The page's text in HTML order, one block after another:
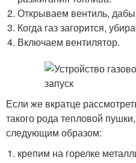
Открываем вентиль, дабы
Когда газ загорится,
Включаем вентилятор.
Если же вкратце
такого рода тепловой
следующим образом:
крепим на горелке